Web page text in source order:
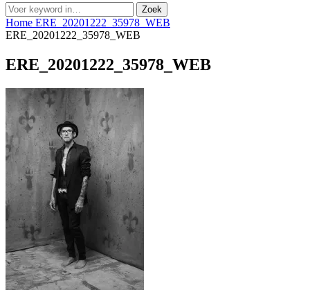
Zoeken
naar:
Zoek
Home ERE_20201222_35978_WEB
ERE_20201222_35978_WEB
ERE_20201222_35978_WEB